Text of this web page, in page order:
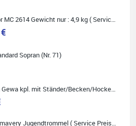
meiner neuen Ukulele! Einfach am
eben geklingelt und top beraten
im Musikgeschäft Stöppel jedem
Pauke Sonor MC 2614 Gewicht nur : 4,9 kg ( Service Preis inkl. Werkstatt Service )
Sopran (Nr. 71)
Schlagzeug Gewa kpl. mit Ständer/Becken/Hocker DER RENNER ! (Service Preis inkl. Werkstatt Service)
Trommel Dimavery Jugendtrommel ( Service Preis inkl. Werkstatt Service )